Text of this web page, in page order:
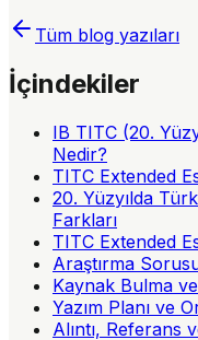
Tüm blog yazıları
İçindekiler
IB TITC (20.
Nedir?
TITC Extended
20. Yüzyılda
Farkları
TITC Extended
Araştırma
Kaynak Bulma
Yazım Planı ve
Alıntı, Referans